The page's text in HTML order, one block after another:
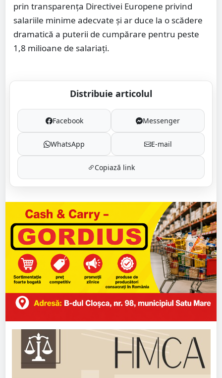
prin transparența Directivei Europene privind
salariile minime adecvate și ar duce la o scădere
dramatică a puterii de cumpărare pentru peste
1,8 milioane de salariați.
Distribuie articolul
Facebook Messenger
WhatsApp E-mail
Copiază link